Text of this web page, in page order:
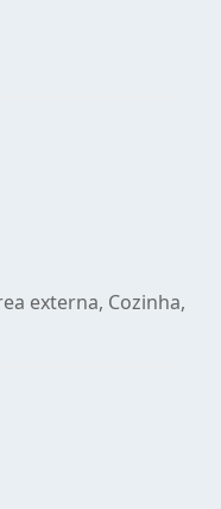
externa, Cozinha,